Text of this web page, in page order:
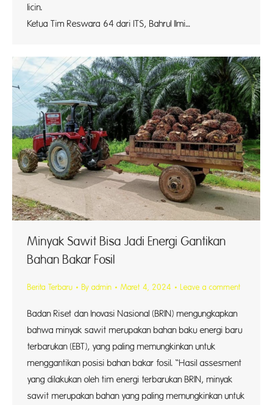
Ketua Tim Reswara 64 dari ITS, Bahrul Ilmi…
Minyak Sawit Bisa Jadi Energi Gantikan
Bahan Bakar Fosil
Berita Terbaru By admin Maret 4, 2024 Leave a comment
Badan Riset dan Inovasi Nasional (BRIN) mengungkapkan
bahwa minyak sawit merupakan bahan baku energi baru
terbarukan (EBT), yang paling memungkinkan untuk
menggantikan posisi bahan bakar fosil. “Hasil assesment
yang dilakukan oleh tim energi terbarukan BRIN, minyak
sawit merupakan bahan yang paling memungkinkan untuk